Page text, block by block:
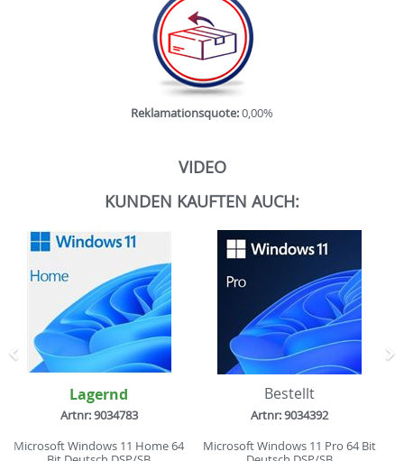
Reklamationsquote:0,00%
VIDEO
KUNDEN KAUFTEN AUCH:
Lagernd
Artnr: 9034783
Microsoft Windows 11 Home 64
Bestellt
Artnr: 9034392
Microsoft Windows 11 Pro 64 Bit
Zurück